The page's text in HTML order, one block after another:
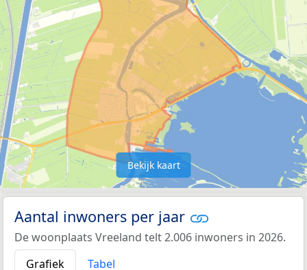
Bekijk kaart
Aantal inwoners per jaar
De woonplaats Vreeland telt 2.006 inwoners in 2026.
Grafiek
Tabel